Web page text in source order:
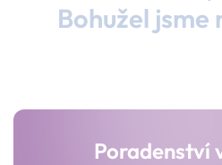
Bohužel jsme
Poradenství